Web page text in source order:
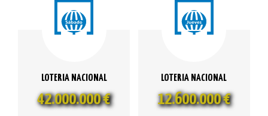
LOTERIA NACIONAL
42.000.000 €
LOTERIA NACIONAL
12.600.000 €